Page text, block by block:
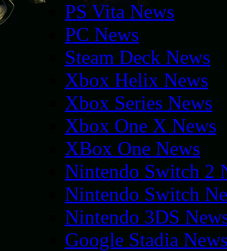
PS Vita News
PC News
Steam Deck News
Xbox Helix News
Xbox Series News
Xbox One X News
XBox One News
Nintendo Switch 2
Nintendo Switch
Nintendo 3DS
Google Stadia